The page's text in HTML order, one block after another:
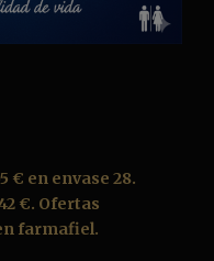
€ en envase 28.
€. Ofertas
farmafiel.